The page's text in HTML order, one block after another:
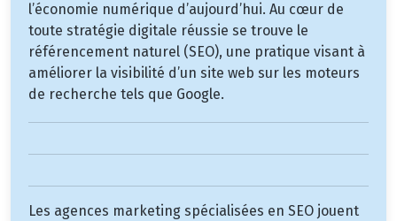
l’économie numérique d’aujourd’hui. Au cœur de
toute stratégie digitale réussie se trouve le
référencement naturel (SEO), une pratique visant à
améliorer la visibilité d’un site web sur les moteurs
de recherche tels que Google.
Les agences marketing spécialisées en SEO jouent